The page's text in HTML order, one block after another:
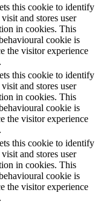
this cookie to identify
and stores user
in cookies. This
cookie is
the visitor experience
this cookie to identify
and stores user
in cookies. This
cookie is
the visitor experience
this cookie to identify
and stores user
in cookies. This
cookie is
the visitor experience